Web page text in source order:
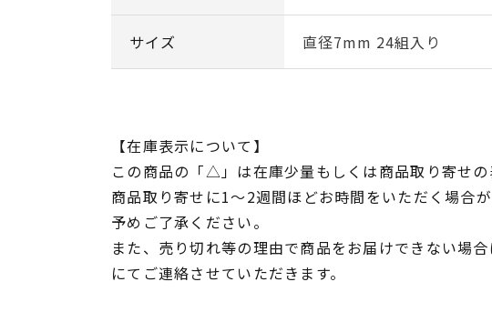
サイズ 直径7mm 24組入り
【在庫表示について】
この商品の「△」は在庫少量もしくは商品取り寄せの
商品取り寄せに1～2週間ほどお時間をいただく場合
予めご了承ください。
また、売り切れ等の理由で商品をお届けできない場
にてご連絡させていただきます。